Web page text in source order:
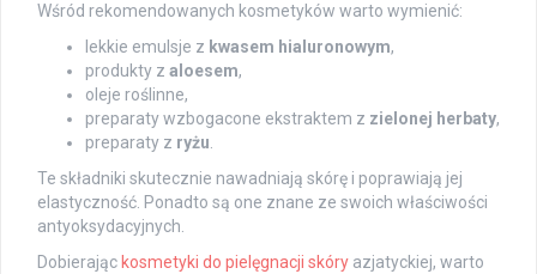
Wśród rekomendowanych kosmetyków warto wymienić:
lekkie emulsje z kwasem hialuronowym,
produkty z aloesem,
oleje roślinne,
preparaty wzbogacone ekstraktem z zielonej herbaty,
preparaty z ryżu
Te składniki skutecznie nawadniają skórę i poprawiają jej
elastyczność. Ponadto są one znane ze swoich właściwości
antyoksydacyjnych.
Dobierając kosmetyki do pielęgnacji skóry azjatyckiej, warto